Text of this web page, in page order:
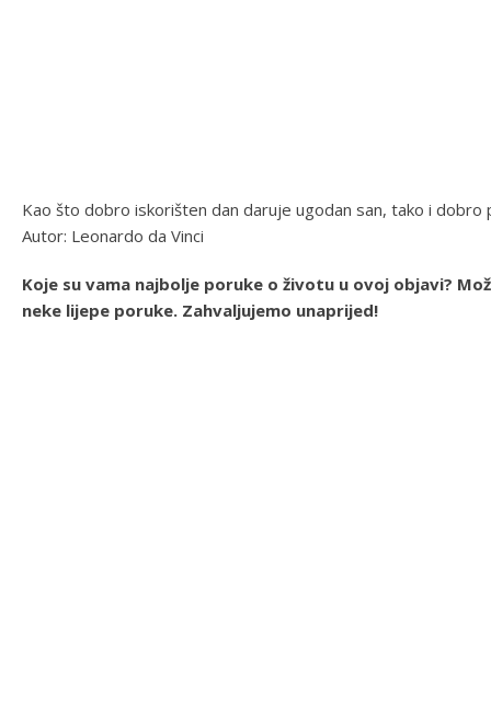
Kao što dobro iskorišten dan daruje ugodan san, tako i
Autor: Leonardo da Vinci
Koje su vama najbolje poruke o životu u ovoj objavi?
neke lijepe poruke. Zahvaljujemo unaprijed!